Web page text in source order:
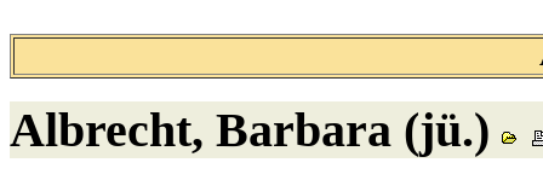
Albrecht, Barbara (jü.)